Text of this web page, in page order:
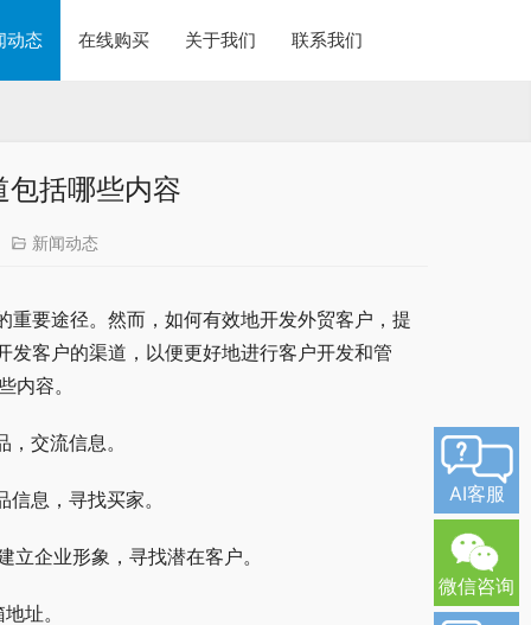
动态 在线购买 关于我们 联系我们
括哪些内容
新闻动态
要途径。然而，如何有效地开发外贸客户，提
客户的渠道，以便更好地进行客户开发和管
内容。
交流信息。
息，寻找买家。
企业形象，寻找潜在客户。
址。
AI客服
微信咨询